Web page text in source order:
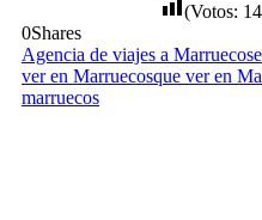
(Votos: 14
0Shares
Agencia de viajes a Marruecos
ver en Marruecosque ver en
marruecos